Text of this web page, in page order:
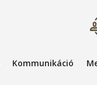
Kommunikáció